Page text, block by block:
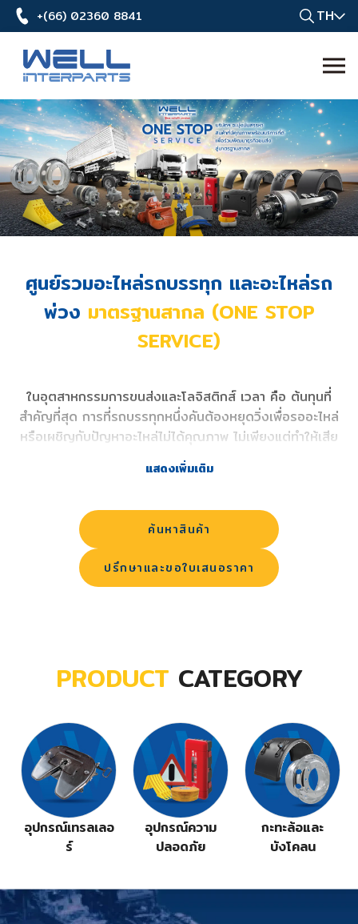
+(66) 02360 8841 TH
ศูนย์รวมอะไหล่รถบรรทุก และอะไหล่รถ
พ่วง มาตรฐานสากล (ONE STOP
SERVICE)
ในอุตสาหกรรมการขนส่งและโลจิสติกส์ เวลา คือ ต้นทุนที่
สำคัญที่สุด การที่รถบรรทุกหนึ่งคันต้องหยุดวิ่งเพื่อรออะไหล่
หรือเผชิญกับปัญหาอะไหล่ไม่ได้คุณภาพ ไม่เพียงแต่ทำให้เสีย
รายได้ แต่ยังส่งผลต่อความปลอดภัยบนท้องถนน Well
Interparts เข้าใจถึงความท้าทายนี้ เราจึงมุ่งมั่นเป็นศูนย์รวม
Service) ที่นำเข้าสินค้ามาตรฐานสากล เพื่อตอบโจทย์ทุกความ
ต้องการของผู้ประกอบการและช่างซ่อมมืออาชีพ
แสดงเพิ่มเติม
ค้นหาสินค้า
ปรึกษาและขอใบเสนอราคา
PRODUCT CATEGORY
อุปกรณ์เทรลเลอ
ร์
อุปกรณ์ความ
ปลอดภัย
กะทะล้อและ
บังโคลน